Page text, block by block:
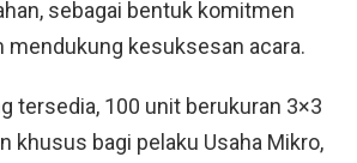
sebagai bentuk komitmen
mendukung kesuksesan acara.
tersedia, 100 unit berukuran 3×3
khusus bagi pelaku Usaha Mikro,